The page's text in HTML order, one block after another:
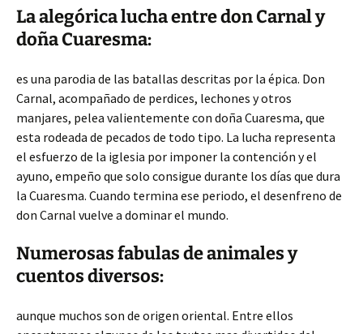
La alegórica lucha entre don Carnal y
doña Cuaresma:
es una parodia de las batallas descritas por la épica. Don
Carnal, acompañado de perdices, lechones y otros
manjares, pelea valientemente con doña Cuaresma, que
esta rodeada de pecados de todo tipo. La lucha representa
el esfuerzo de la iglesia por imponer la contención y el
ayuno, empeño que solo consigue durante los días que dura
la Cuaresma. Cuando termina ese periodo, el desenfreno de
don Carnal vuelve a dominar el mundo.
Numerosas fabulas de animales y
cuentos diversos:
aunque muchos son de origen oriental. Entre ellos